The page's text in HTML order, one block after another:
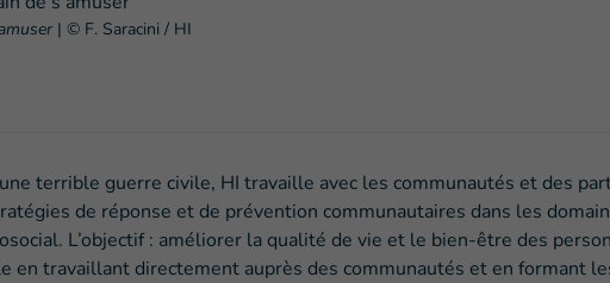
| © F. Saracini / HI
terrible guerre civile, HI travaille avec les communautés et des
de réponse et de prévention communautaires dans les
L’objectif : améliorer la qualité de vie et le bien-être des
en travaillant directement auprès des communautés et en formant